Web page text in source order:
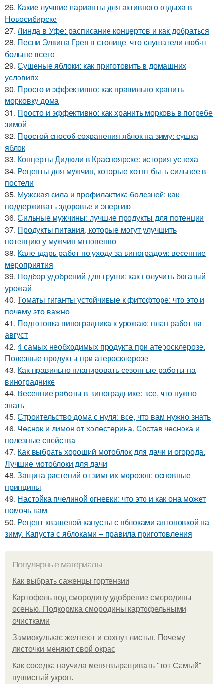
26. Какие лучшие варианты для активного отдыха в
Новосибирске
27. Линда в Уфе: расписание концертов и как добраться
28. Песни Элвина Грея в столице: что слушатели любят
больше всего
29. Сушеные яблоки: как приготовить в домашних
условиях
30. Просто и эффективно: как правильно хранить
морковку дома
31. Просто и эффективно: как хранить морковь в погребе
зимой
32. Простой способ сохранения яблок на зиму: сушка
яблок
33. Концерты Дидюли в Красноярске: история успеха
34. Рецепты для мужчин, которые хотят быть сильнее в
постели
35. Мужская сила и профилактика болезней: как
поддерживать здоровье и энергию
36. Сильные мужчины: лучшие продукты для потенции
37. Продукты питания, которые могут улучшить
потенцию у мужчин мгновенно
38. Календарь работ по уходу за виноградом: весенние
мероприятия
39. Подбор удобрений для груши: как получить богатый
урожай
40. Томаты гиганты устойчивые к фитофторе: что это и
почему это важно
41. Подготовка виноградника к урожаю: план работ на
август
42. 4 самых необходимых продукта при атеросклерозе.
Полезные продукты при атеросклерозе
43. Как правильно планировать сезонные работы на
винограднике
44. Весенние работы в винограднике: все, что нужно
знать
45. Строительство дома с нуля: все, что вам нужно знать
46. Чеснок и лимон от холестерина. Состав чеснока и
полезные свойства
47. Как выбрать хороший мотоблок для дачи и огорода.
Лучшие мотоблоки для дачи
48. Защита растений от зимних морозов: основные
принципы
49. Настойка пчелиной огневки: что это и как она может
помочь вам
50. Рецепт квашеной капусты с яблоками антоновкой на
зиму. Капуста с яблоками – правила приготовления
Популярные материалы
Как выбрать саженцы гортензии
Картофель под смородину удобрение смородины
осенью. Подкормка смородины картофельными
очистками
Замиокулькас желтеют и сохнут листья. Почему
листочки меняют свой окрас
Как соседка научила меня выращивать "тот Самый"
пушистый укроп.